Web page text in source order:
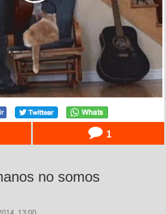
1
no somos